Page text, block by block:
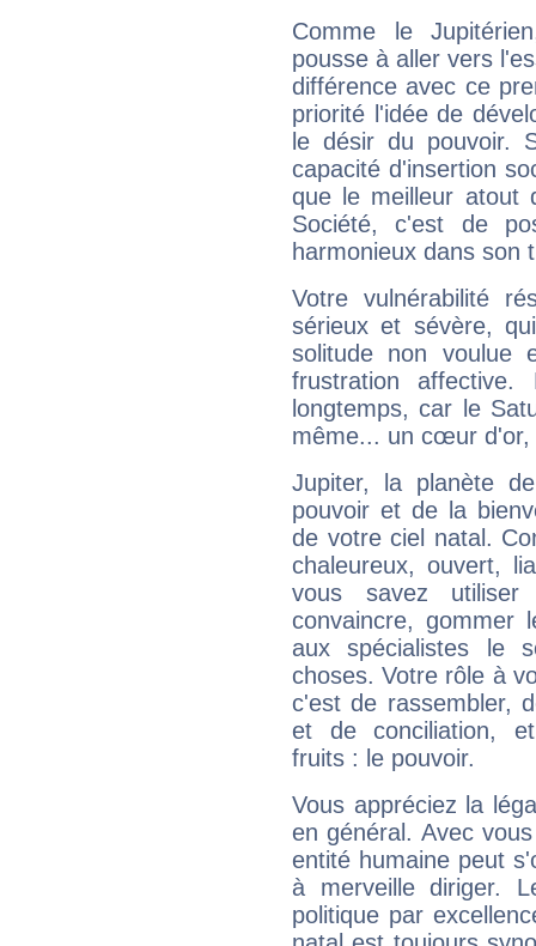
Comme le
pousse à aller vers
différence avec ce
priorité l'idée de
le désir du pouvoir.
capacité d'insertion
que le meilleur atout
Société, c'est de
harmonieux dans son
Votre vulnérabilité
sérieux et sévère,
solitude non voulue
frustration
longtemps, car le
même... un cœur d'or,
Jupiter, la planète
pouvoir et de la
de votre ciel natal.
chaleureux, ouvert,
vous savez
convaincre, gommer
aux spécialistes le
choses. Votre rôle à
c'est de rassembler,
et de conciliation,
fruits : le pouvoir.
Vous appréciez la
en général. Avec
entité humaine peut
à merveille diriger.
politique par